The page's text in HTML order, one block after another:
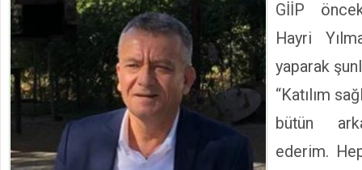
GİİP
Hayri
yaparak
“Katılım
bütün
ederim.